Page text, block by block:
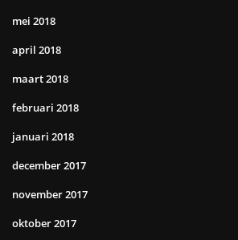
mei 2018
april 2018
maart 2018
februari 2018
januari 2018
december 2017
november 2017
oktober 2017